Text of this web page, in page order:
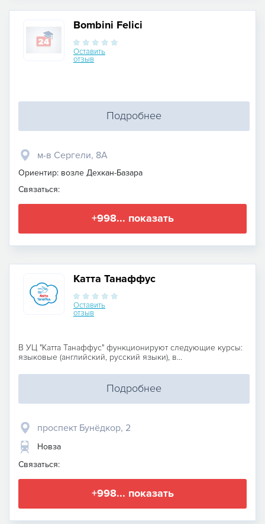
Bombini Felici
Оставить
отзыв
Подробнее
м-в Сергели, 8А
Ориентир: возле Дехкан-Базара
Связаться:
+998... показать
Катта Танаффус
Оставить
отзыв
В УЦ "Катта Танаффус" функционируют следующие курсы:
языковые (английский, русский языки), в...
Подробнее
проспект Бунёдкор, 2
Новза
Связаться:
+998... показать